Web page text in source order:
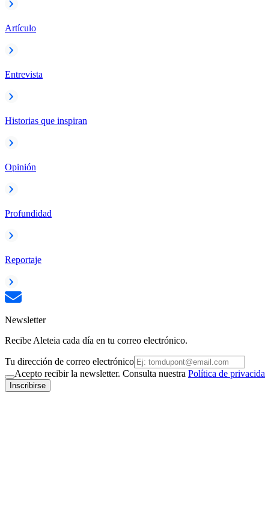
Artículo
Entrevista
Historias que inspiran
Opinión
Profundidad
Reportaje
Newsletter
Recibe Aleteia cada día en tu correo electrónico.
Tu dirección de correo electrónico
Acepto recibir la newsletter. Consulta nuestra Política de
Inscribirse